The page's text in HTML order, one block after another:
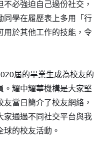
必強迫自己過份社交，
同學在履歷表上多用「行
用於其他工作的技能，令
屆的畢業生成為校友的
。耀中耀華機構是大家堅
當日簡介了校友網絡，
家通過不同社交平台與我
的校友活動。